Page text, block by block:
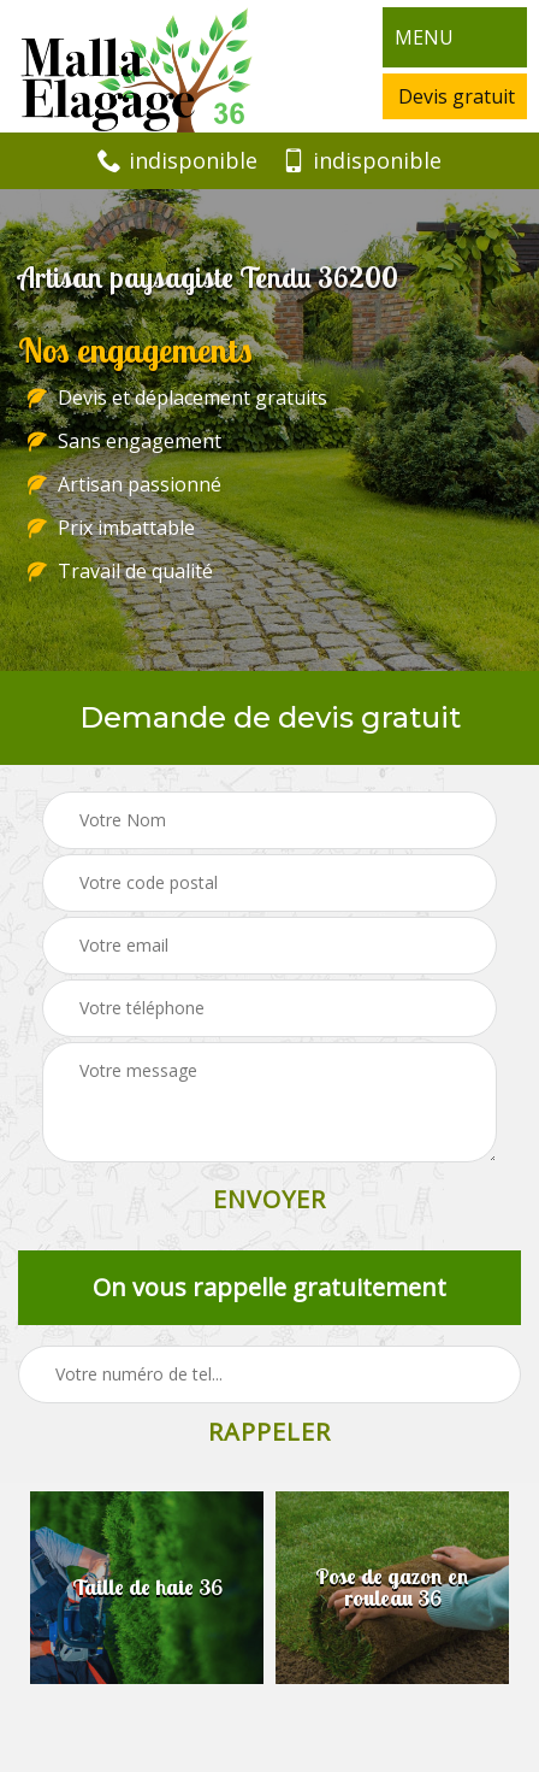
MENU
Devis gratuit
indisponible indisponible
Artisan paysagiste Tendu 36200
Nos engagements
Devis et déplacement gratuits
Sans engagement
Artisan passionné
Prix imbattable
Travail de qualité
Demande de devis gratuit
On vous rappelle gratuitement
Taille de haie 36 Pose de gazon en
rouleau 36